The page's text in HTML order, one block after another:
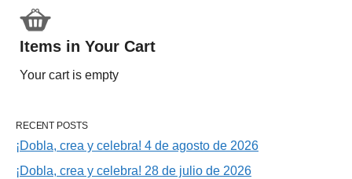
Items in Your Cart
Your cart is empty
RECENT POSTS
¡Dobla, crea y celebra! 4 de agosto de 2026
¡Dobla, crea y celebra! 28 de julio de 2026